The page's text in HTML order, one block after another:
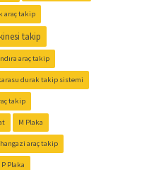
araç takip
takip
araç takip
durak takip sistemi
takip
M Plaka
araç takip
P Plaka